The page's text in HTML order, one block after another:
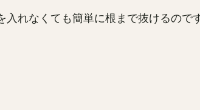
れなくても簡単に根まで抜けるので